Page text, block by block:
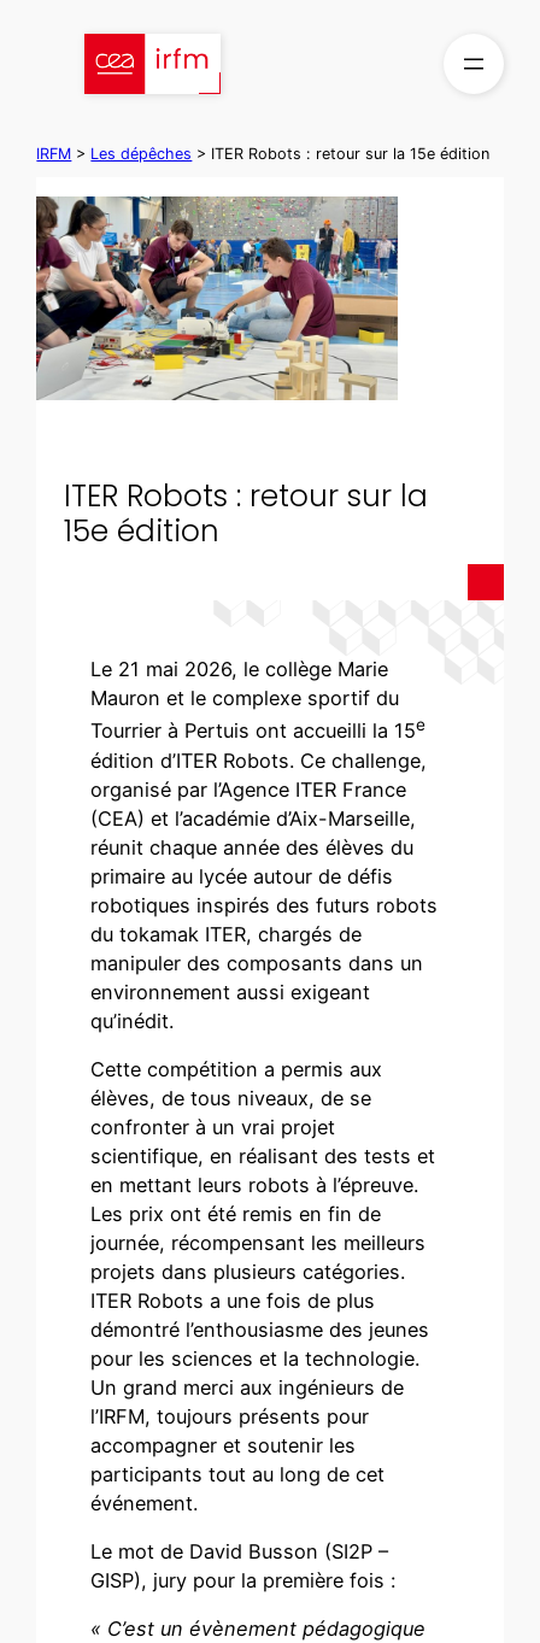
IRFM > Les dépêches > ITER Robots : retour sur la 15e édition
ITER Robots : retour sur la
15e édition
Le 21 mai 2026, le collège Marie
Mauron et le complexe sportif du
Tourrier à Pertuis ont accueilli la 15e
édition d’ITER Robots. Ce challenge,
organisé par l’Agence ITER France
(CEA) et l’académie d’Aix-Marseille,
réunit chaque année des élèves du
primaire au lycée autour de défis
robotiques inspirés des futurs robots
du tokamak ITER, chargés de
manipuler des composants dans un
environnement aussi exigeant
qu’inédit.
Cette compétition a permis aux
élèves, de tous niveaux, de se
confronter à un vrai projet
scientifique, en réalisant des tests et
en mettant leurs robots à l’épreuve.
Les prix ont été remis en fin de
journée, récompensant les meilleurs
projets dans plusieurs catégories.
ITER Robots a une fois de plus
démontré l’enthousiasme des jeunes
pour les sciences et la technologie.
Un grand merci aux ingénieurs de
l’IRFM, toujours présents pour
accompagner et soutenir les
participants tout au long de cet
événement.
Le mot de David Busson (SI2P –
GISP), jury pour la première fois :
« C’est un évènement pédagogique